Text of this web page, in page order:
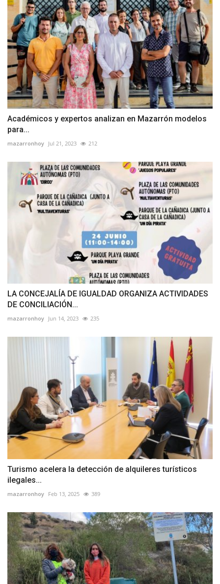
Académicos y expertos analizan en Mazarrón modelos
para...
mazarronhoy Jul 21, 2023 212
LA CONCEJALÍA DE IGUALDAD ORGANIZA ACTIVIDADES
DE CONCILIACIÓN...
mazarronhoy Jun 14, 2023 235
Turismo acelera la detección de alquileres turísticos
ilegales...
mazarronhoy Feb 13, 2025 389